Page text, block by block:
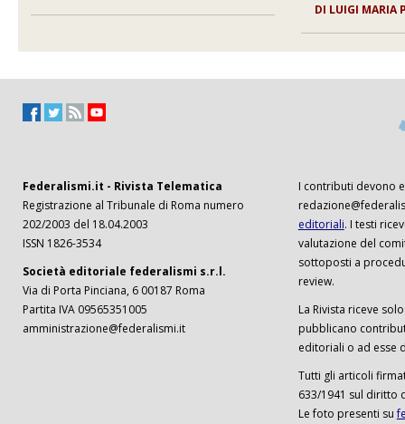
DI LUIGI MARIA
Federalismi.it - Rivista Telematica
Registrazione al Tribunale di Roma numero
202/2003 del 18.04.2003
ISSN 1826-3534
Società editoriale federalismi s.r.l.
Via di Porta Pinciana, 6 00187 Roma
Partita IVA 09565351005
amministrazione@federalismi.it
I contributi devono
editoriali. I testi
valutazione del
sottoposti a
review.
La Rivista riceve
pubblicano
editoriali o ad esse
Tutti gli articoli
633/1941 sul diritto
Le foto presenti su